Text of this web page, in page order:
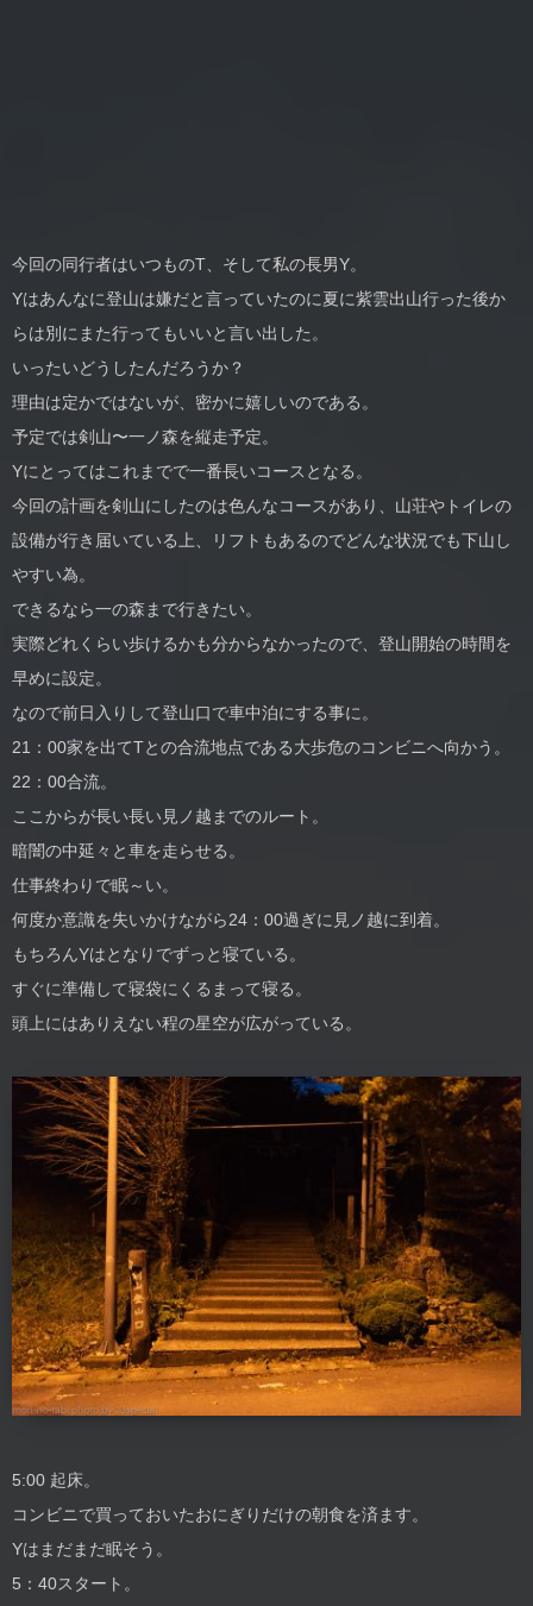
今回の同行者はいつものT、そして私の長男Y。
Yはあんなに登山は嫌だと言っていたのに夏に紫雲出山行った後か
らは別にまた行ってもいいと言い出した。
いったいどうしたんだろうか？
理由は定かではないが、密かに嬉しいのである。
予定では剣山〜一ノ森を縦走予定。
Yにとってはこれまでで一番長いコースとなる。
今回の計画を剣山にしたのは色んなコースがあり、山荘やトイレの
設備が行き届いている上、リフトもあるのでどんな状況でも下山し
やすい為。
できるなら一の森まで行きたい。
実際どれくらい歩けるかも分からなかったので、登山開始の時間を
早めに設定。
なので前日入りして登山口で車中泊にする事に。
21：00家を出てTとの合流地点である大歩危のコンビニへ向かう。
22：00合流。
ここからが長い長い見ノ越までのルート。
暗闇の中延々と車を走らせる。
仕事終わりで眠～い。
何度か意識を失いかけながら24：00過ぎに見ノ越に到着。
もちろんYはとなりでずっと寝ている。
すぐに準備して寝袋にくるまって寝る。
頭上にはありえない程の星空が広がっている。
5:00 起床。
コンビニで買っておいたおにぎりだけの朝食を済ます。
Yはまだまだ眠そう。
5：40スタート。